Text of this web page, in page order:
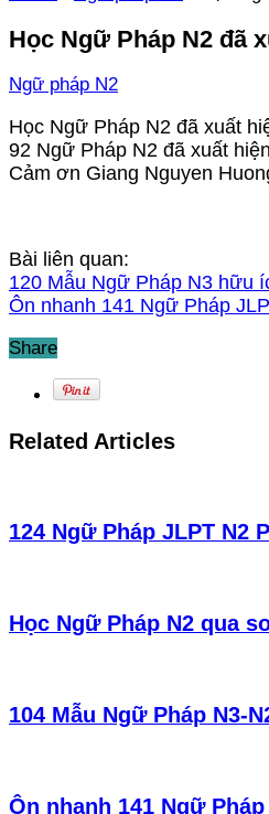
Học Ngữ Pháp N2 đã
Ngữ pháp N2
Học Ngữ Pháp N2 đã xuất
92 Ngữ Pháp N2 đã xuất
Cảm ơn Giang Nguyen
Bài liên quan:
120 Mẫu Ngữ Pháp N3 hữu
Ôn nhanh 141 Ngữ Pháp
Share
Related Articles
124 Ngữ Pháp JLPT N2
Học Ngữ Pháp N2 qua
104 Mẫu Ngữ Pháp N3-
Ôn nhanh 141 Ngữ Pháp